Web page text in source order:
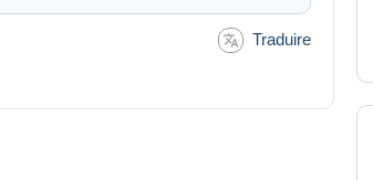
Traduire